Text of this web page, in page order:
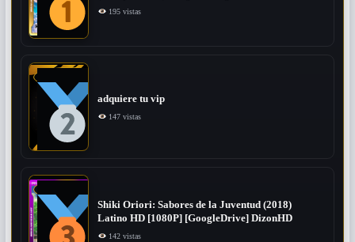
195 vistas
adquiere tu vip
147 vistas
Shiki Oriori: Sabores de la Juventud (2018)
Latino HD [1080P] [GoogleDrive] DizonHD
142 vistas